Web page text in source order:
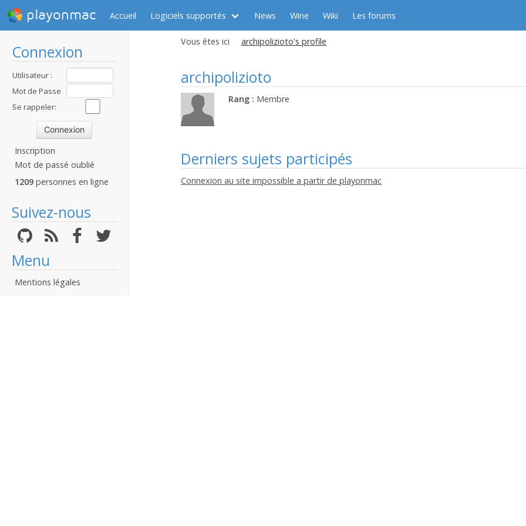
playonmac Accueil Logiciels supportés News Wine Wiki Les forums
Connexion
Utilisateur :
Mot de Passe
:Se rappeler:
Inscription
Mot de passé oublié
1209 personnes en ligne
Suivez-nous
Menu
Mentions légales
Vous êtes ici archipolizioto's profile
archipolizioto
Rang : Membre
Derniers sujets participés
Connexion au site impossible a partir de playonmac